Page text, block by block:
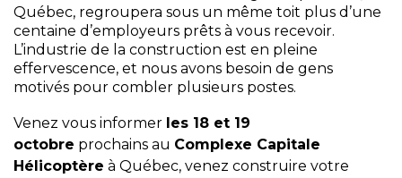
Québec, regroupera sous un même toit plus d’une
centaine d’employeurs prêts à vous recevoir.
L’industrie de la construction est en pleine
effervescence, et nous avons besoin de gens
motivés pour combler plusieurs postes.
Venez vous informer les 18 et 19
octobre prochains au Complexe Capitale
Hélicoptère à Québec, venez construire votre